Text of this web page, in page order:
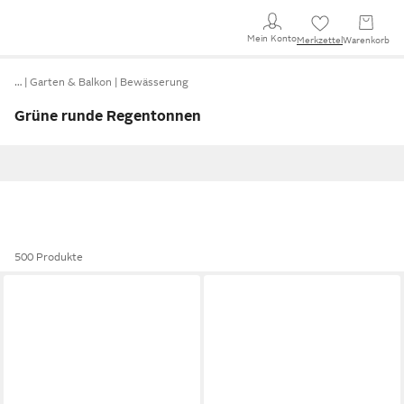
Mein KontoMerkzettel Warenkorb
… Garten & Balkon Bewässerung
Grüne runde Regentonnen
500 Produkte